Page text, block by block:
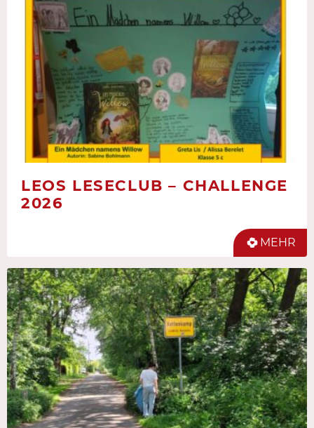
LEOS LESECLUB – CHALLENGE
2026
MEHR